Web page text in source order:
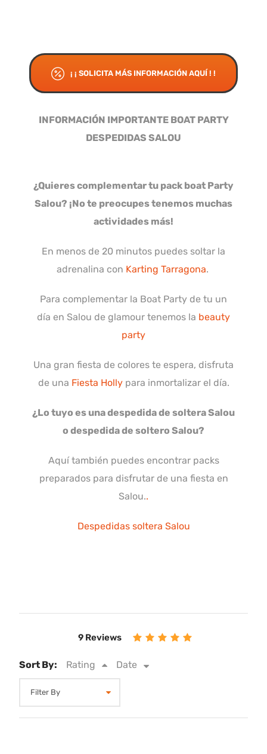
¡ ¡ SOLICITA MÁS INFORMACIÓN AQUÍ ! !
INFORMACIÓN IMPORTANTE BOAT PARTY
DESPEDIDAS SALOU
¿Quieres complementar tu pack boat Party
Salou? ¡No te preocupes tenemos muchas
actividades más!
En menos de 20 minutos puedes soltar la
adrenalina con Karting Tarragona.
Para complementar la Boat Party de tu un
día en Salou de glamour tenemos la beauty
party
Una gran fiesta de colores te espera, disfruta
de una Fiesta Hollypara inmortalizar el día.
¿Lo tuyo es una despedida de soltera Salou
o despedida de soltero Salou?
Aquí también puedes encontrar packs
preparados para disfrutar de una fiesta en
Salou..
Despedidas soltera Salou
9 Reviews
Sort By: Rating Date